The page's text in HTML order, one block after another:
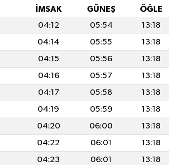
İMSAK GÜNEŞ ÖĞLE
04:12 05:54 13:18
04:14 05:55 13:18
04:15 05:56 13:18
04:16 05:57 13:18
04:17 05:58 13:18
04:19 05:59 13:18
04:20 06:00 13:18
04:22 06:01 13:18
04:23 06:01 13:18